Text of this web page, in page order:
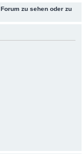
zu sehen oder zu